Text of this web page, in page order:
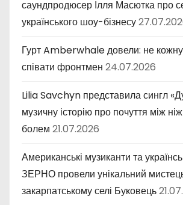
саундпродюсер Ілля Масютка про
українського шоу-бізнесу
Гурт Amberwhale довели: не
співати фронтмен 24.07.2026
Lilia Savchyn представила сингл
музичну історію про почуття між
болем 21.07.2026
Американські музиканти та
ЗЕРНО провели унікальний
закарпатському селі Буковець